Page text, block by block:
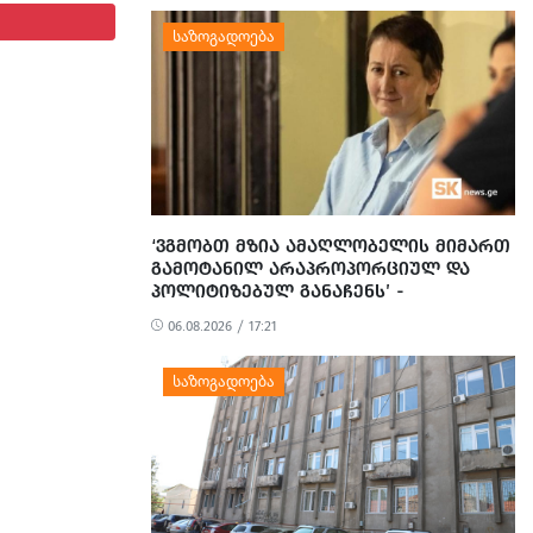
‘ᲕᲒᲛᲝᲑᲗ ᲛᲖᲘᲐ ᲐᲛᲐᲦᲚᲝᲑᲔᲚᲘᲡ ᲛᲘᲛᲐᲠᲗ
ᲒᲐᲛᲝᲢᲐᲜᲘᲚ ᲐᲠᲐᲞᲠᲝᲞᲝᲠᲪᲘᲣᲚ ᲓᲐ
ᲞᲝᲚᲘᲢᲘᲖᲔᲑᲣᲚ ᲒᲐᲜᲐᲩᲔᲜᲡ’ -
ᲔᲕᲠᲝᲙᲐᲕᲨᲘᲠᲘᲡ ᲡᲐᲔᲚᲩᲝ
06.08.2026 / 17:21